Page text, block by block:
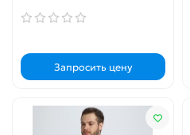
Запросить цену